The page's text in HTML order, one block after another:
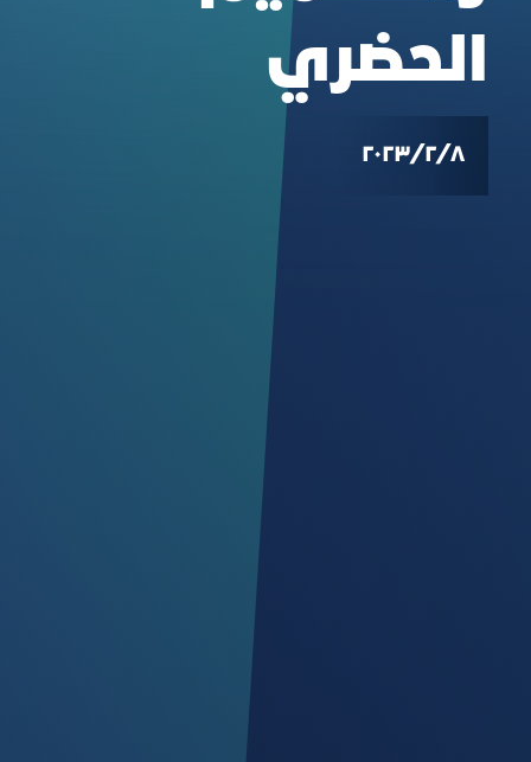
الحضري
٨‏/٢‏/٢٠٢٣